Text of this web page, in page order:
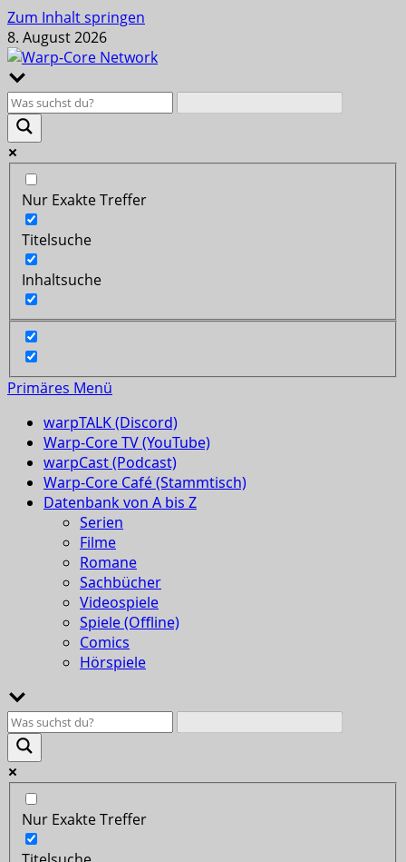
Zum Inhalt springen
8. August 2026
Nur Exakte Treffer
Titelsuche
Inhaltsuche
Primäres Menü
warpTALK (Discord)
Warp-Core TV (YouTube)
warpCast (Podcast)
Warp-Core Café (Stammtisch)
Datenbank von A bis Z
Serien
Filme
Romane
Sachbücher
Videospiele
Spiele (Offline)
Comics
Hörspiele
Nur Exakte Treffer